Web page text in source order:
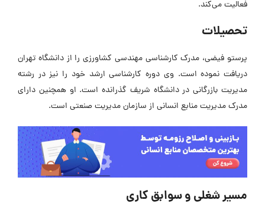
فعالیت می‌کند.
تحصیلات
پرستو فیضی، مدرک کارشناسی مهندسی کشاورزی را از دانشگاه تهران
دریافت نموده است. وی دوره کارشناسی ارشد خود را نیز در رشته
مدیریت بازرگانی در دانشگاه شریف گذرانده است. او همچنین دارای
مدرک مدیریت منابع انسانی از سازمان مدیریت صنعتی است.
مسیر شغلی و سوابق کاری